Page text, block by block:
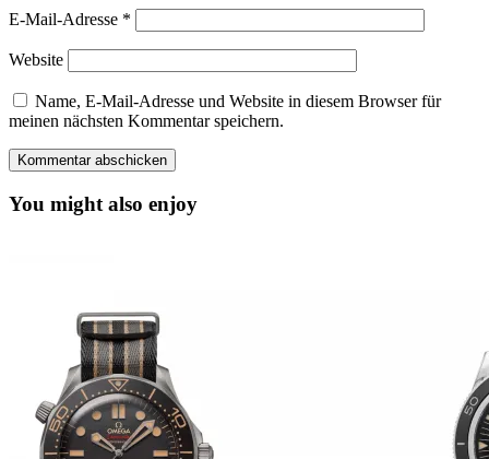
E-Mail-Adresse *
Website
Name, E-Mail-Adresse und Website in diesem Browser für
meinen nächsten Kommentar speichern.
You might also enjoy